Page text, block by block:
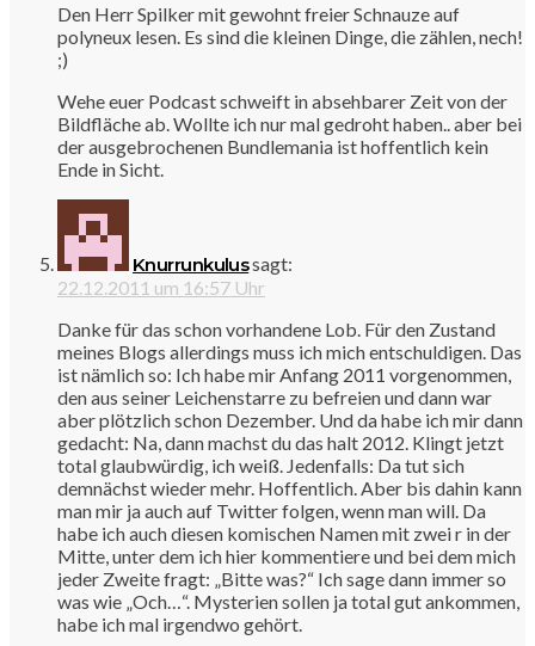
Den Herr Spilker mit gewohnt freier Schnauze auf
polyneux lesen. Es sind die kleinen Dinge, die zählen, nech!
;)
Wehe euer Podcast schweift in absehbarer Zeit von der
Bildfläche ab. Wollte ich nur mal gedroht haben.. aber bei
der ausgebrochenen Bundlemania ist hoffentlich kein
Ende in Sicht.
Knurrunkulussagt:
22.12.2011 um 16:57 Uhr
Danke für das schon vorhandene Lob. Für den Zustand
meines Blogs allerdings muss ich mich entschuldigen. Das
ist nämlich so: Ich habe mir Anfang 2011 vorgenommen,
den aus seiner Leichenstarre zu befreien und dann war
aber plötzlich schon Dezember. Und da habe ich mir dann
gedacht: Na, dann machst du das halt 2012. Klingt jetzt
total glaubwürdig, ich weiß. Jedenfalls: Da tut sich
demnächst wieder mehr. Hoffentlich. Aber bis dahin kann
man mir ja auch auf Twitter folgen, wenn man will. Da
habe ich auch diesen komischen Namen mit zwei r in der
Mitte, unter dem ich hier kommentiere und bei dem mich
jeder Zweite fragt: „Bitte was?“ Ich sage dann immer so
was wie „Och…“. Mysterien sollen ja total gut ankommen,
habe ich mal irgendwo gehört.